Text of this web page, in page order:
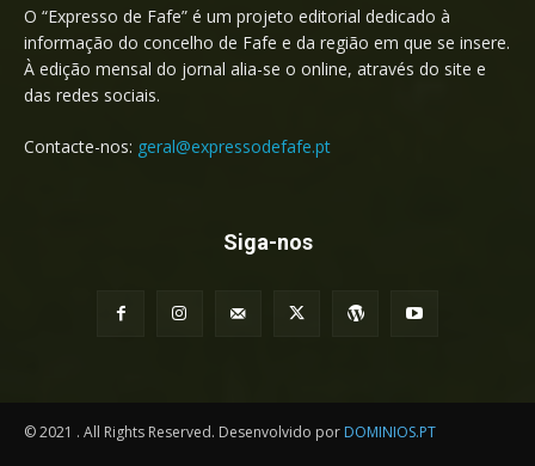
O “Expresso de Fafe” é um projeto editorial dedicado à
informação do concelho de Fafe e da região em que se insere.
À edição mensal do jornal alia-se o online, através do site e
das redes sociais.
Contacte-nos: geral@expressodefafe.pt
Siga-nos
© 2021 . All Rights Reserved. Desenvolvido por DOMINIOS.PT